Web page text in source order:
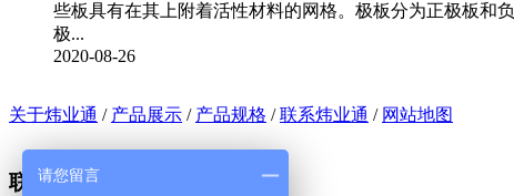
些板具有在其上附着活性材料的网格。极板分为正极板和
极...
2020-08-26
关于炜业通 / 产品展示 / 产品规格 /联系炜业通 / 网站地图
联系我们
请您留言